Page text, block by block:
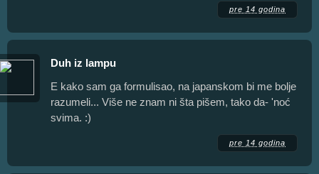
pre 14 godina
Duh iz lampu
E kako sam ga formulisao, na japanskom bi me bolje
razumeli... Više ne znam ni šta pišem, tako da- 'noć
svima. :)
pre 14 godina